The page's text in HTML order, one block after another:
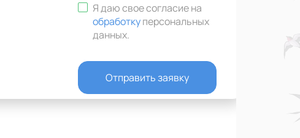
Я даю свое согласие на
обработку персональных
данных.
Отправить заявку